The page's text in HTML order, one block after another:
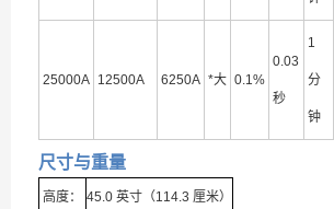
25000A 12500A 6250A *大 0.1%
0.03
秒
1
分
钟
尺寸与重量
高度： 45.0 英寸（114.3 厘米）